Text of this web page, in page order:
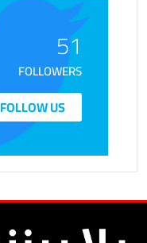
51
FOLLOWERS
FOLLOW US